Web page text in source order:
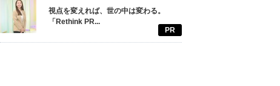
視点を変えれば、世の中は変わる。
「Rethink PR...
PR